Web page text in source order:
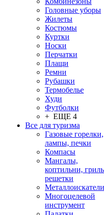
Головные уборы
Жилеты
Костюмы
Куртки
Носки
Перчатки
Плащи
Ремни
Рубашки
Термобелье
Худи
Футболки
+ ЕЩЕ 4
Все для туризма
Газовые горелки,
лампы, печки
Компасы
Мангалы,
коптильни,
решетки
Металлоискатели
Многоцелевой
инструмент